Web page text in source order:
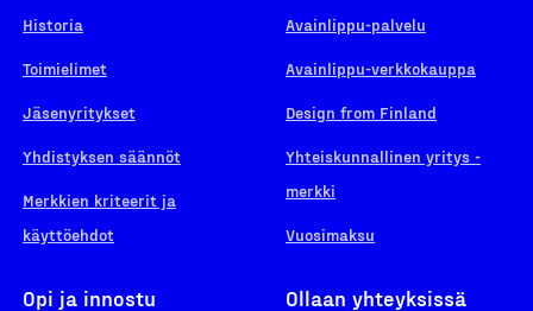
Historia
Toimielimet
Jäsenyritykset
Yhdistyksen säännöt
Merkkien kriteerit ja
käyttöehdot
Avainlippu-palvelu
Avainlippu-verkkokauppa
Design from Finland
Yhteiskunnallinen yritys -
merkki
Vuosimaksu
Opi ja innostu Ollaan yhteyksissä